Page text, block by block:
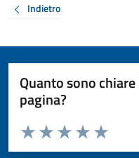
Indietro
Quanto sono
pagina?
Valuta da 1 a 5 stelle la pagina
Valuta 5
Valuta 4
Valuta 3 stelle
Valuta 2 stelle su 5
Valuta 1 stelle su 5